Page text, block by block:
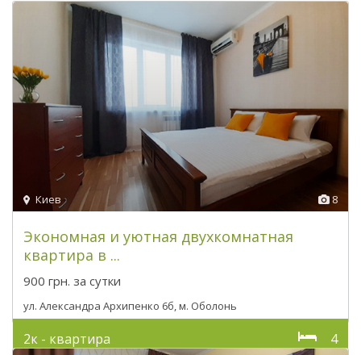
8
Киев
Экономная и уютная двухкомнатная
квартира в ...
900 грн. за сутки
ул. Александра Архипенко 6б, м. Оболонь
2к - квартира 4